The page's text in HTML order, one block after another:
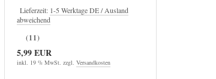
Lieferzeit: 1-5 Werktage DE / Ausland
abweichend
(11)
5,99 EUR
inkl. 19 % MwSt. zzgl. Versandkosten